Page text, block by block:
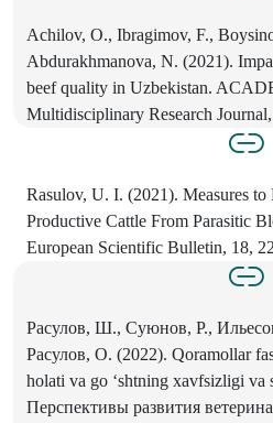
Achilov, О., Ibragimov, F.,
Abdurakhmanova, N. (2021).
beef quality in Uzbekistan.
Multidisciplinary Research
Rasulov, U. I. (2021). Measures to
Productive Cattle From Parasitic
European Scientific Bulletin, 18,
Расулов, Ш., Суюнов, P.,
Расулов, О. (2022). Qoramollar
holati va go ‘shtning xavfsizligi va
Перспективы развития